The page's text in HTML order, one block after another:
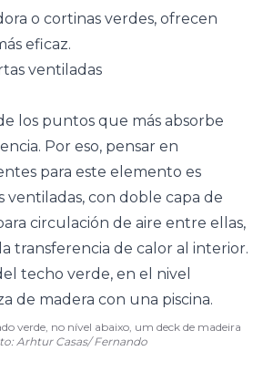
o cortinas verdes, ofrecen
eficaz.
ventiladas
los puntos que más absorbe
Por eso, pensar en
para este elemento es
ventiladas, con doble capa de
circulación de aire entre ellas,
transferencia de calor al interior.
verde, no nível abaixo, um deck de madeira
Arhtur Casas/ Fernando